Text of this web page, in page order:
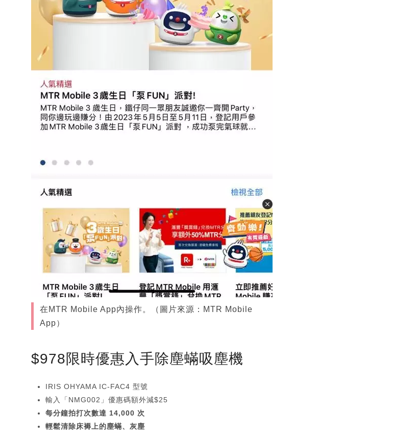
在MTR Mobile App內操作。（圖片來源：MTR Mobile
App）
$978限時優惠入手除塵蟎吸塵機
IRIS OHYAMA IC-FAC4 型號
輸入「NMG002」優惠碼額外減$25
每分鐘拍打次數達 14,000 次
輕鬆清除床褥上的塵蟎、灰塵